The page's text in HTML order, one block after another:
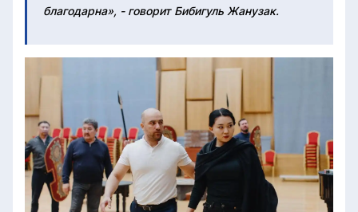
благодарна», - говорит Бибигуль Жанузак.